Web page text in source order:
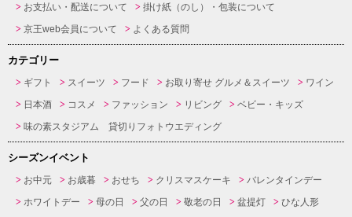
お支払い・配送について
掛け紙（のし）・包装について
京王web会員について
よくある質問
カテゴリー
ギフト スイーツ フード お取り寄せ グルメ＆スイーツ
ワイン
日本酒
コスメ ファッション リビング
ベビー・キッズ
味の素スタジアム 貸切りフォトウエディング
シーズンイベント
お中元 お歳暮 おせち クリスマスケーキ
バレンタインデー
ホワイトデー
母の日 父の日 敬老の日 盆提灯
ひな人形